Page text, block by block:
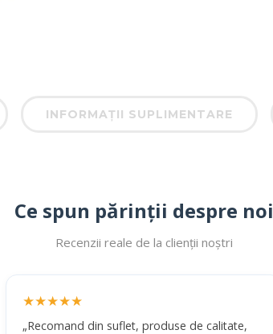
INFORMAȚII SUPLIMENTARE
Ce spun părinții despre noi
Recenzii reale de la clienții noștri
★★★★★
„Recomand din suflet, produse de calitate,